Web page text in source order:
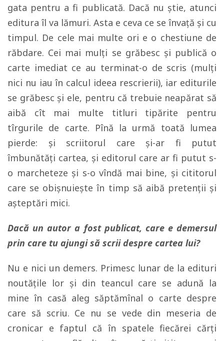
gata pentru a fi publicată. Dacă nu ştie, atunci
editura îl va lămuri. Asta e ceva ce se învaţă şi cu
timpul. De cele mai multe ori e o chestiune de
răbdare. Cei mai mulţi se grăbesc şi publică o
carte imediat ce au terminat-o de scris (mulţi
nici nu iau în calcul ideea rescrierii), iar editurile
se grăbesc şi ele, pentru că trebuie neapărat să
aibă cît mai multe titluri tipărite pentru
tîrgurile de carte. Pînă la urmă toată lumea
pierde: şi scriitorul care şi-ar fi putut
îmbunătăţi cartea, şi editorul care ar fi putut s-
o marcheteze şi s-o vîndă mai bine, şi cititorul
care se obişnuieşte în timp să aibă pretenţii şi
aşteptări mici.
Dacă un autor a fost publicat, care e demersul
prin care tu ajungi să scrii despre cartea lui?
Nu e nici un demers. Primesc lunar de la edituri
noutăţile lor şi din teancul care se adună la
mine în casă aleg săptămînal o carte despre
care să scriu. Ce nu se vede din meseria de
cronicar e faptul că în spatele fiecărei cărţi